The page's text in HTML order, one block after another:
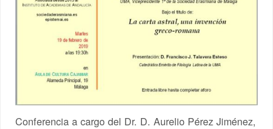
Conferencia a cargo del Dr. D. Aurelio Pérez Jiménez,